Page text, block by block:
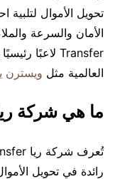
تحويل الأموال
Transfer لاعبًا رئيسيًا وهامًا ضمن قائمة
العالمية مثل ويسترن
ما هي شركة
رائدة في تحويل